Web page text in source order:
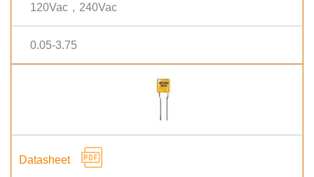
120Vac，240Vac
0.05-3.75